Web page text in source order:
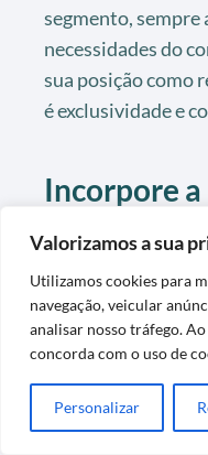
Valorizamos a sua
Utilizamos cookies para
navegação, veicular
analisar nosso tráfego.
concorda com o uso de
Personalizar
segmento, sempre
necessidades do
sua posição como
é exclusividade e
Incorpore
Seu Dia a
Adotar o Jogo de
Premium +
mais do que uma
Ao incorporar